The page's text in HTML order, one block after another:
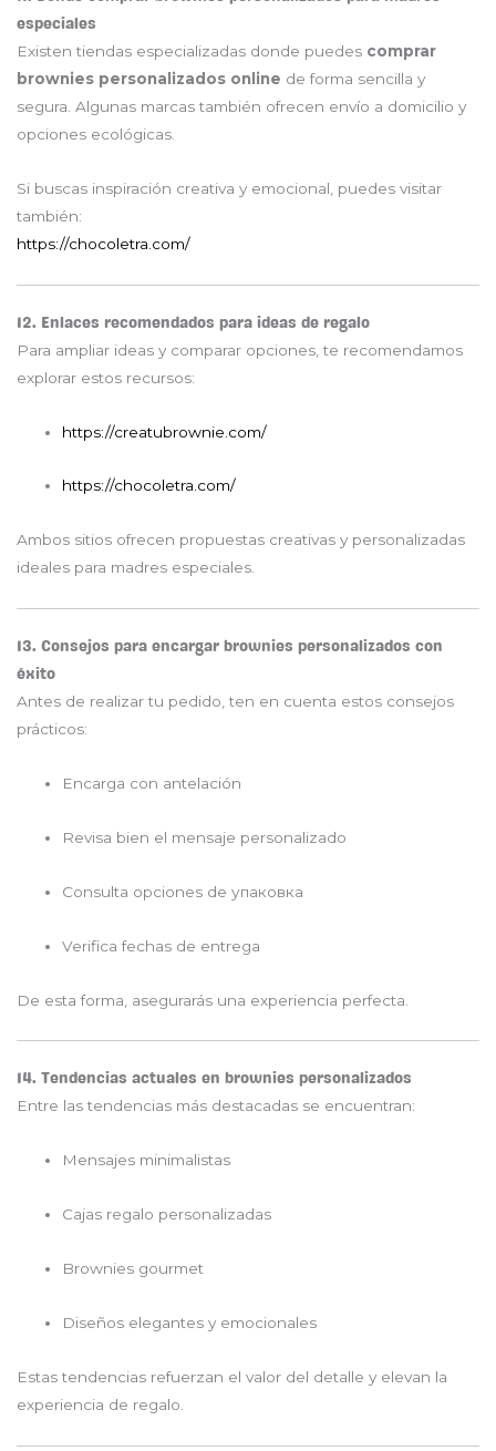
especiales
Existen tiendas especializadas donde puedes comprar
brownies personalizados online de forma sencilla y
segura. Algunas marcas también ofrecen envío a domicilio y
opciones ecológicas.
Si buscas inspiración creativa y emocional, puedes visitar
también:
https://chocoletra.com/
12. Enlaces recomendados para ideas de regalo
Para ampliar ideas y comparar opciones, te recomendamos
explorar estos recursos:
https://creatubrownie.com/
https://chocoletra.com/
Ambos sitios ofrecen propuestas creativas y personalizadas
ideales para madres especiales.
13. Consejos para encargar brownies personalizados con
éxito
Antes de realizar tu pedido, ten en cuenta estos consejos
prácticos:
Encarga con antelación
Revisa bien el mensaje personalizado
Consulta opciones de упаковка
Verifica fechas de entrega
De esta forma, asegurarás una experiencia perfecta.
14. Tendencias actuales en brownies personalizados
Entre las tendencias más destacadas se encuentran:
Mensajes minimalistas
Cajas regalo personalizadas
Brownies gourmet
Diseños elegantes y emocionales
Estas tendencias refuerzan el valor del detalle y elevan la
experiencia de regalo.